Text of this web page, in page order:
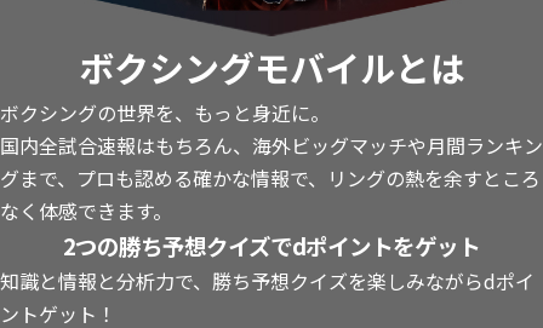
ボクシングモバイルとは
ボクシングの世界を、もっと身近に。
国内全試合速報はもちろん、海外ビッグマッチや月間ランキン
グまで、プロも認める確かな情報で、リングの熱を余すところ
なく体感できます。
2つの勝ち予想クイズでdポイントをゲット
知識と情報と分析力で、勝ち予想クイズを楽しみながらdポイ
ントゲット！